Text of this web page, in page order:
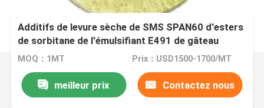
Additifs de levure sèche de SMS SPAN60 d'esters
de sorbitane de l'émulsifiant E491 de gâteau
MOQ：1MT Prix：USD1500-1700/MT
meilleur prix Contactez nous